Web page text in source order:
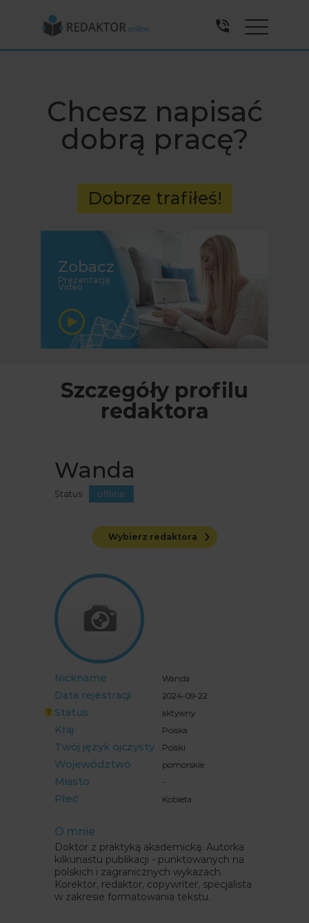
Menu
Chcesz napisać
dobrą pracę?
Dobrze trafiłeś!
Zobacz
Prezentację
Video
Szczegóły profilu
redaktora
Wanda
Status offline
Wybierz redaktora
" alt="">
Nickname Wanda
Data rejestracji 2024-09-22
Status aktywny
Kraj Polska
Twój język ojczysty Polski
Województwo pomorskie
Miasto -
Płeć Kobieta
O mnie
Doktor z praktyką akademicką. Autorka
kilkunastu publikacji - punktowanych na
polskich i zagranicznych wykazach.
Korektor, redaktor, copywriter, specjalista
w zakresie formatowania tekstu.